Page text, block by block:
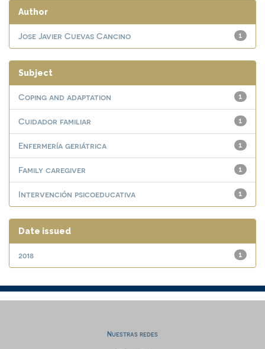
Author
1
Jose Javier Cuevas Cancino
Subject
1
Coping and adaptation
1
Cuidador familiar
1
Enfermería geriátrica
1
Family caregiver
1
Intervención psicoeducativa
Date issued
1
2018
Nuestras redes